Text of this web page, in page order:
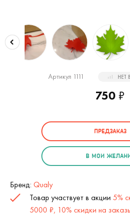
Артикул 1111 НЕТ
750 ₽
ПРЕДЗАКАЗ
В МОИ
Бренд: Qualy
Товар участвует в акции 5%
5000 ₽, 10% скидки на